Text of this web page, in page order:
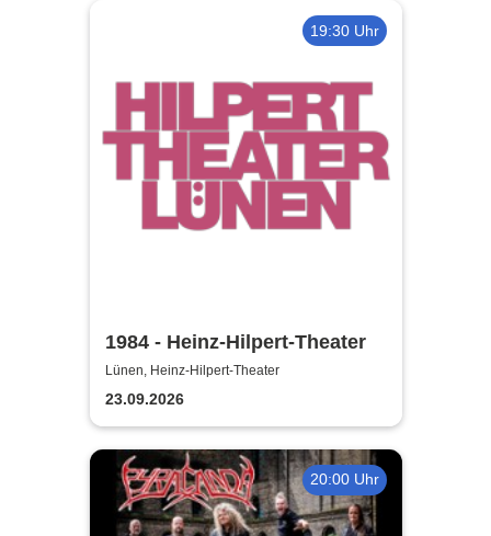
19:30 Uhr
1984 - Heinz-Hilpert-Theater
Lünen, Heinz-Hilpert-Theater
23.09.2026
20:00 Uhr